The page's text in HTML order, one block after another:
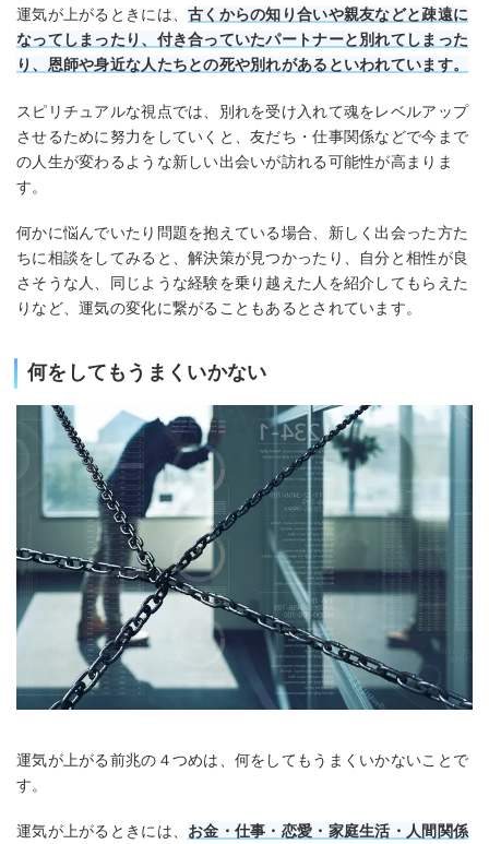
運気が上がるときには、古くからの知り合いや親友などと疎遠に
なってしまったり、付き合っていたパートナーと別れてしまった
り、恩師や身近な人たちとの死や別れがあるといわれています。
スピリチュアルな視点では、別れを受け入れて魂をレベルアップ
させるために努力をしていくと、友だち・仕事関係などで今まで
の人生が変わるような新しい出会いが訪れる可能性が高まりま
す。
何かに悩んでいたり問題を抱えている場合、新しく出会った方た
ちに相談をしてみると、解決策が見つかったり、自分と相性が良
さそうな人、同じような経験を乗り越えた人を紹介してもらえた
りなど、運気の変化に繋がることもあるとされています。
何をしてもうまくいかない
運気が上がる前兆の４つめは、何をしてもうまくいかないことで
す。
運気が上がるときには、 お金・仕事・恋愛・家庭生活・人間関係